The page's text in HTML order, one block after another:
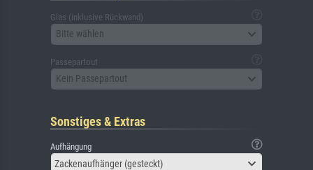
Glas (inklusive Rückwand)
Bitte wählen
Passepartout
Kein Passepartout
Sonstiges & Extras
Aufhängung
Zackenaufhänger (gesteckt)